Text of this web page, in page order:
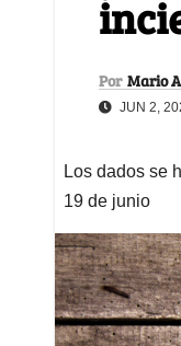
Por Mario
JUN 2,
Los dados se
19 de junio